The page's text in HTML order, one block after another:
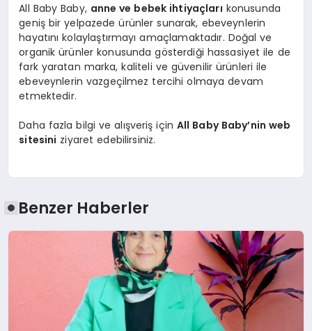
All Baby Baby, anne ve bebek ihtiyaçları konusunda
geniş bir yelpazede ürünler sunarak, ebeveynlerin
hayatını kolaylaştırmayı amaçlamaktadır. Doğal ve
organik ürünler konusunda gösterdiği hassasiyet ile de
fark yaratan marka, kaliteli ve güvenilir ürünleri ile
ebeveynlerin vazgeçilmez tercihi olmaya devam
etmektedir.
Daha fazla bilgi ve alışveriş için All Baby Baby’nin web
sitesini ziyaret edebilirsiniz.
Benzer Haberler